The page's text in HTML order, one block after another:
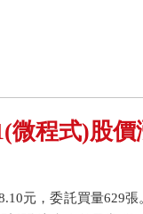
微程式)股
元，委託買量629